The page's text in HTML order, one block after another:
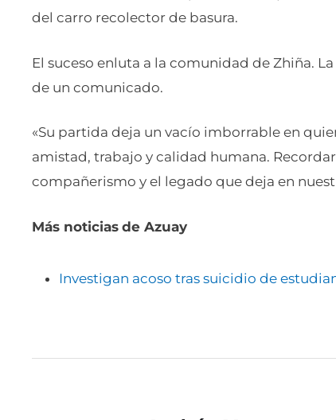
del carro recolector de basura.
El suceso enluta a la comunidad de Zhiña.
de un comunicado.
«Su partida deja un vacío imborrable en
amistad, trabajo y calidad humana.
compañerismo y el legado que deja en
Más noticias de Azuay
Investigan acoso tras suicidio de